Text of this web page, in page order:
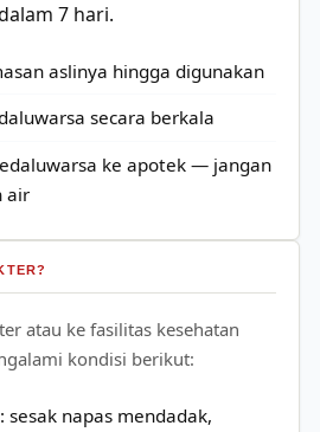
7 hari.
aslinya hingga digunakan
secara berkala
ke apotek — jangan
air
atau ke fasilitas kesehatan
kondisi berikut:
napas mendadak,